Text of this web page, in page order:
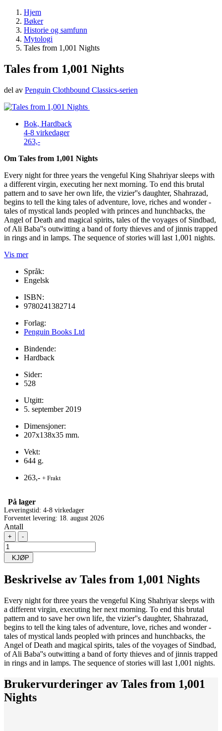
Hjem
Bøker
Historie og samfunn
Mytologi
Tales from 1,001 Nights
Tales from 1,001 Nights
del av Penguin Clothbound Classics-serien
Bok, Hardback
4-8 virkedager
263,-
Om Tales from 1,001 Nights
Every night for three years the vengeful King Shahriyar sleeps with
a different virgin, executing her next morning. To end this brutal
pattern and to save her own life, the vizier''s daughter, Shahrazad,
begins to tell the king tales of adventure, love, riches and wonder -
tales of mystical lands peopled with princes and hunchbacks, the
Angel of Death and magical spirits, tales of the voyages of Sindbad,
of Ali Baba''s outwitting a band of forty thieves and of jinnis trapped
in rings and in lamps. The sequence of stories will last 1,001 nights.
Vis mer
Språk:
Engelsk
ISBN:
9780241382714
Forlag:
Penguin Books Ltd
Bindende:
Hardback
Sider:
528
Utgitt:
5. september 2019
Dimensjoner:
207x138x35 mm.
Vekt:
644 g.
263,- + Frakt
På lager
Leveringstid: 4-8 virkedager
Forventet levering: 18. august 2026
Antall
+ -
KJØP
Beskrivelse av Tales from 1,001 Nights
Every night for three years the vengeful King Shahriyar sleeps with
a different virgin, executing her next morning. To end this brutal
pattern and to save her own life, the vizier''s daughter, Shahrazad,
begins to tell the king tales of adventure, love, riches and wonder -
tales of mystical lands peopled with princes and hunchbacks, the
Angel of Death and magical spirits, tales of the voyages of Sindbad,
of Ali Baba''s outwitting a band of forty thieves and of jinnis trapped
in rings and in lamps. The sequence of stories will last 1,001 nights.
Brukervurderinger av Tales from 1,001
Nights